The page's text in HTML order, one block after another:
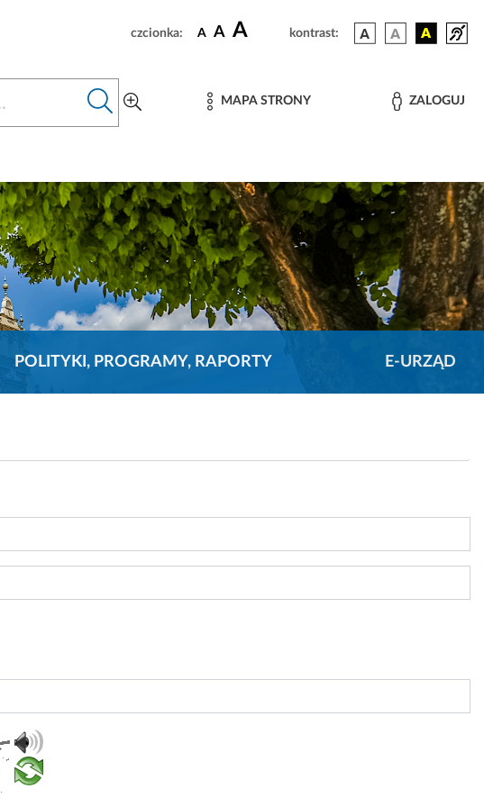
czcionka: A A A kontrast:
MAPA STRONY ZALOGUJ
POLITYKI, PROGRAMY, RAPORTY E-URZĄD